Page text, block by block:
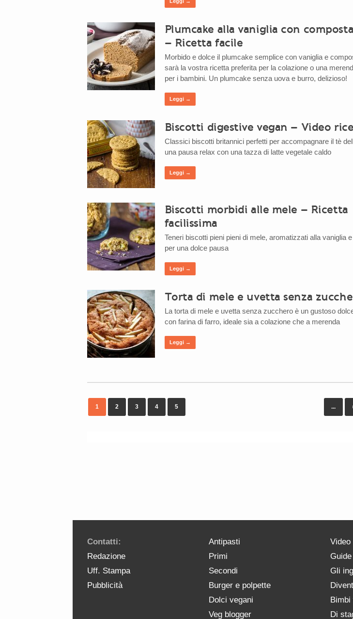
Plumcake alla vaniglia con
– Ricetta facile
Morbido e dolce il plumcake semplice con vaniglia e
sarà la vostra ricetta preferita per la colazione o una
per i bambini. Un plumcake senza uova e burro, delizioso!
Leggi →
Biscotti digestive vegan – Video
Classici biscotti britannici perfetti per accompagnare il tè
una pausa relax con una tazza di latte vegetale caldo
Leggi →
Biscotti morbidi alle mele – Ricetta
facilissima
Teneri biscotti pieni pieni di mele, aromatizzati alla vaniglia
per una dolce pausa
Leggi →
Torta di mele e uvetta senza
La torta di mele e uvetta senza zucchero è un gustoso
con farina di farro, ideale sia a colazione che a merenda
Leggi →
1 2 3 4 5 ...
Contatti:
Redazione
Uff. Stampa
Pubblicità
Antipasti
Primi
Secondi
Burger e polpette
Dolci vegani
Veg blogger
Video
Gli
Bimbi
Di